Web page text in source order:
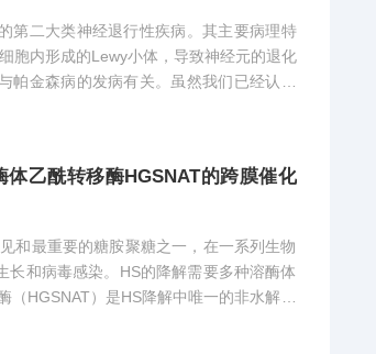
第二大类神经退行性疾病。其主要病理特
胞内形成的Lewy小体，导致神经元的退化
金森病的发病有关。虽然我们已经认识
乙酰转移酶HGSNAT的跨膜催化
和最重要的糖胺聚糖之一，在一系列生物
和病毒感染。HS的降解需要多种溶酶体
HGSNAT）是HS降解中唯一的非水解酶